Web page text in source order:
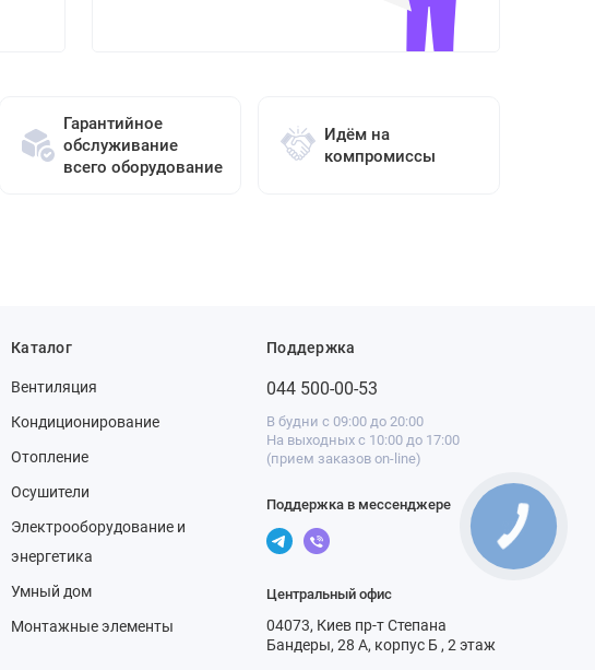
Гарантийное
обслуживание
всего оборудование
Идём на
компромиссы
Каталог
Вентиляция
Кондиционирование
Отопление
Осушители
Электрооборудование и
энергетика
Умный дом
Монтажные элементы
Поддержка
044 500-00-53
В будни с 09:00 до 20:00
На выходных с 10:00 до 17:00
(прием заказов on-line)
Поддержка в мессенджере
Центральный офис
04073, Киев пр-т Степана
Бандеры, 28 А, корпус Б , 2 этаж